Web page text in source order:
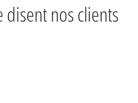
disent nos clients